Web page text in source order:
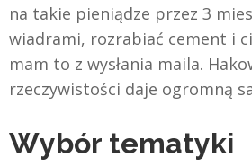
na takie pieniądze przez 3
wiadrami, rozrabiać cement i
mam to z wysłania maila.
rzeczywistości daje ogromną
Wybór tematyki